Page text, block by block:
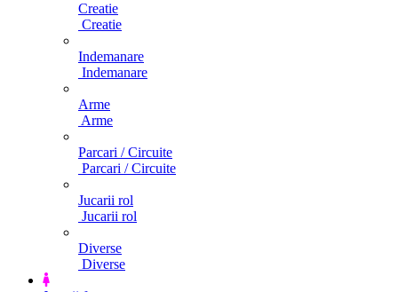
Creatie
Creatie
Indemanare
Indemanare
Arme
Arme
Parcari / Circuite
Parcari / Circuite
Jucarii rol
Jucarii rol
Diverse
Diverse